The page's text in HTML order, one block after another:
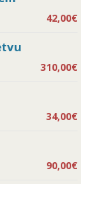
42,00€
310,00€
34,00€
90,00€